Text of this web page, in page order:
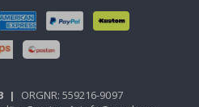
|
ORGNR: 559216-9097